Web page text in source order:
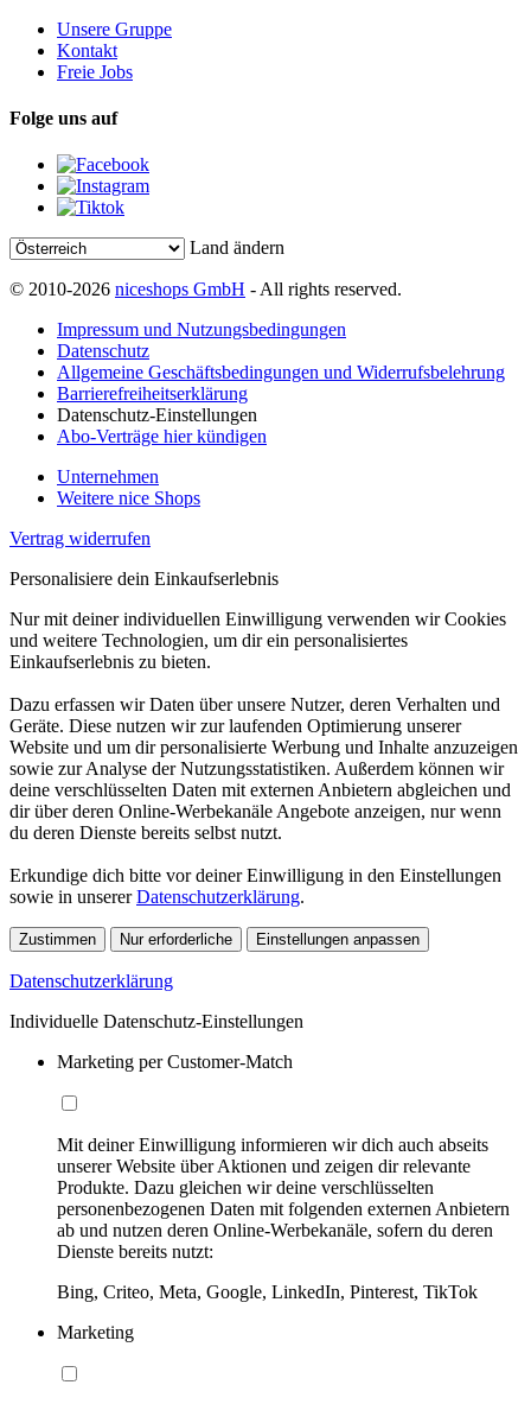
Unsere Gruppe
Kontakt
Freie Jobs
Folge uns auf
Land ändern
© 2010-2026 niceshops GmbH - All rights reserved.
Impressum und Nutzungsbedingungen
Datenschutz
Allgemeine Geschäftsbedingungen und Widerrufsbelehrung
Barrierefreiheitserklärung
Datenschutz-Einstellungen
Abo-Verträge hier kündigen
Unternehmen
Weitere nice Shops
Vertrag widerrufen
Personalisiere dein Einkaufserlebnis
Nur mit deiner individuellen Einwilligung verwenden wir Cookies
und weitere Technologien, um dir ein personalisiertes
Einkaufserlebnis zu bieten.
Dazu erfassen wir Daten über unsere Nutzer, deren Verhalten und
Geräte. Diese nutzen wir zur laufenden Optimierung unserer
Website und um dir personalisierte Werbung und Inhalte anzuzeigen
sowie zur Analyse der Nutzungsstatistiken. Außerdem können wir
deine verschlüsselten Daten mit externen Anbietern abgleichen und
dir über deren Online-Werbekanäle Angebote anzeigen, nur wenn
du deren Dienste bereits selbst nutzt.
Erkundige dich bitte vor deiner Einwilligung in den Einstellungen
sowie in unsererDatenschutzerklärung.
Zustimmen Nur erforderliche Einstellungen anpassen
Datenschutzerklärung
Individuelle Datenschutz-Einstellungen
Marketing per Customer-Match
Mit deiner Einwilligung informieren wir dich auch abseits
unserer Website über Aktionen und zeigen dir relevante
Produkte. Dazu gleichen wir deine verschlüsselten
personenbezogenen Daten mit folgenden externen Anbietern
ab und nutzen deren Online-Werbekanäle, sofern du deren
Dienste bereits nutzt:
Bing, Criteo, Meta, Google, LinkedIn, Pinterest, TikTok
Marketing